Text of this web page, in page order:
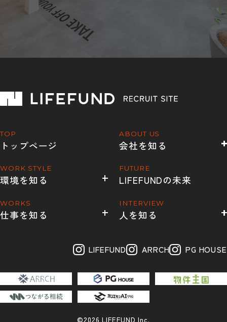
TOP
トップページ
ABOUT US
会社を知る
WORK STYLE
環境を知る
FUTURE
LIFEFUNDの未来
WORKS
仕事を知る
INTERVIEW
人を知る
LIFEFUND ARRCH PG HOUSE
©2026 LIFEFUND Inc.